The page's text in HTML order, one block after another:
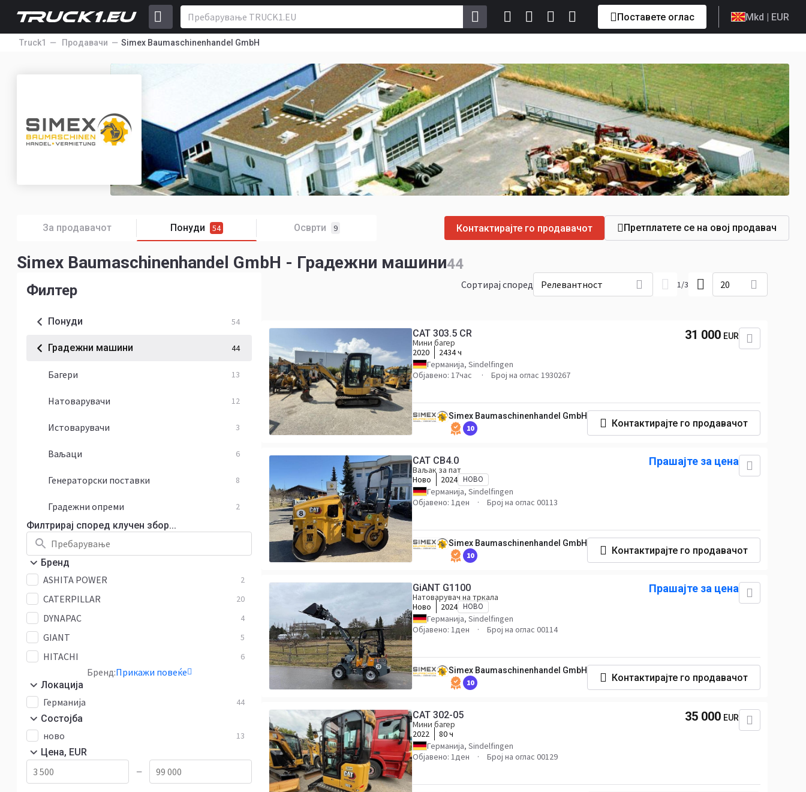
Поставете оглас Mkd | EUR
Truck1 Продавачи Simex Baumaschinenhandel GmbH
За продавачот Понуди 54 Осврти 9 Контактирајте го продавачот Претплатете се на овој продавач
Simex Baumaschinenhandel GmbH - Градежни машини44
Филтер
Понуди 54
Градежни машини 44
Багери 13
Натоварувачи 12
Истоварувачи 3
Ваљаци 6
Генераторски поставки 8
Градежни опреми 2
Филтрирај според клучен збор...
Бренд
ASHITA POWER 2
CATERPILLAR 20
DYNAPAC 4
GIANT 5
HITACHI 6
Бренд:Прикажи повеќе
Локација
Германија 44
Состојба
ново 13
Цена, EUR
—
Сортирај според Релевантност 1/3 20
CAT 303.5 CR
Мини багер
2020
2434 ч
Германија, Sindelfingen
Објавено: 17час
Број на оглас 1930267
31 000 EUR
Simex Baumaschinenhandel GmbH
10 Контактирајте го продавачот
CAT CB4.0
Ваљак за пат
Ново
2024 НОВО
Германија, Sindelfingen
Објавено: 1ден
Број на оглас 00113
Прашајте за цена
Simex Baumaschinenhandel GmbH
10 Контактирајте го продавачот
GiANT G1100
Натоварувач на тркала
Ново
2024 НОВО
Германија, Sindelfingen
Објавено: 1ден
Број на оглас 00114
Прашајте за цена
Simex Baumaschinenhandel GmbH
10 Контактирајте го продавачот
CAT 302-05
Мини багер
2022
80 ч
Германија, Sindelfingen
Објавено: 1ден
Број на оглас 00129
35 000 EUR